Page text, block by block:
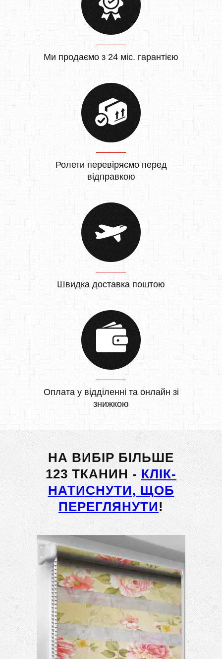
Ми продаємо з 24 міс. гарантією
Ролети перевіряємо перед
відправкою
Швидка доставка поштою
Оплата у відділенні та онлайн зі
знижкою
НА ВИБІР БІЛЬШЕ
123 ТКАНИН - КЛІК-
НАТИСНУТИ, ЩОБ
ПЕРЕГЛЯНУТИ!